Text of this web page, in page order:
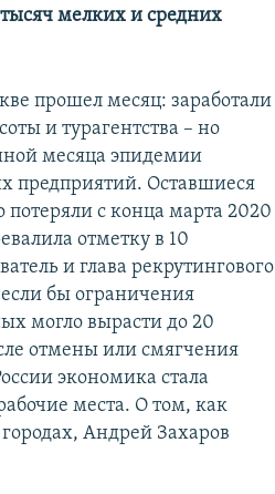
мелких и средних
прошел месяц: заработали
и турагентства – но
месяца эпидемии
предприятий. Оставшиеся
потеряли с конца марта 2020
отметку в 10
и глава рекрутингового
бы ограничения
могло вырасти до 20
отмены или смягчения
экономика стала
места. О том, как
Андрей Захаров